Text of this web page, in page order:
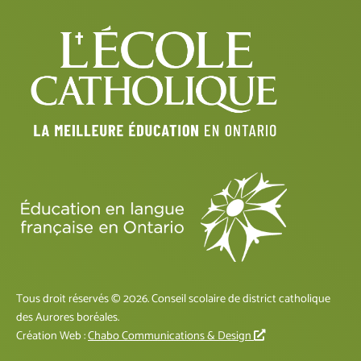
Tous droit réservés © 2026. Conseil scolaire de district catholique
des Aurores boréales.
Création Web :Chabo Communications & DesignL